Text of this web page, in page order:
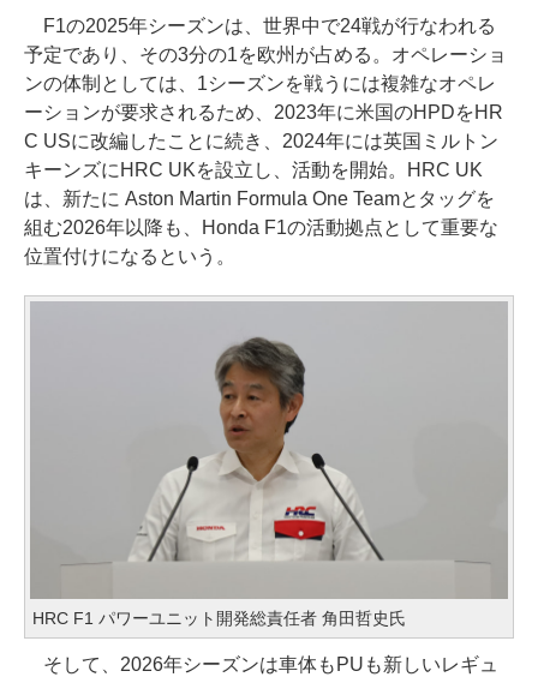
F1の2025年シーズンは、世界中で24戦が行なわれる
予定であり、その3分の1を欧州が占める。オペレーショ
ンの体制としては、1シーズンを戦うには複雑なオペレ
ーションが要求されるため、2023年に米国のHPDをHR
C USに改編したことに続き、2024年には英国ミルトン
キーンズにHRC UKを設立し、活動を開始。HRC UK
は、新たに Aston Martin Formula One Teamとタッグを
組む2026年以降も、Honda F1の活動拠点として重要な
位置付けになるという。
HRC F1 パワーユニット開発総責任者 角田哲史氏
そして、2026年シーズンは車体もPUも新しいレギュ